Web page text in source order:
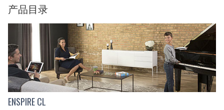
产品目录
ENSPIRE CL